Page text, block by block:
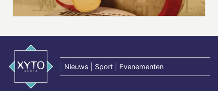
Nieuws | Sport | Evenementen